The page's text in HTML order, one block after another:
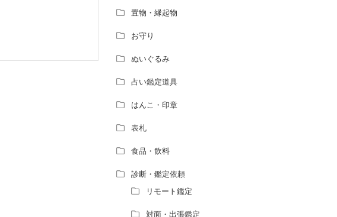
置物・縁起物
お守り
ぬいぐるみ
占い鑑定道具
はんこ・印章
表札
食品・飲料
診断・鑑定依頼
リモート鑑定
対面・出張鑑定